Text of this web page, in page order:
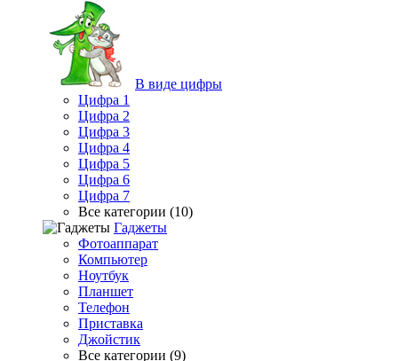
В виде цифры
Цифра 1
Цифра 2
Цифра 3
Цифра 4
Цифра 5
Цифра 6
Цифра 7
Все категории (10)
Гаджеты
Фотоаппарат
Компьютер
Ноутбук
Планшет
Телефон
Приставка
Джойстик
Все категории (9)